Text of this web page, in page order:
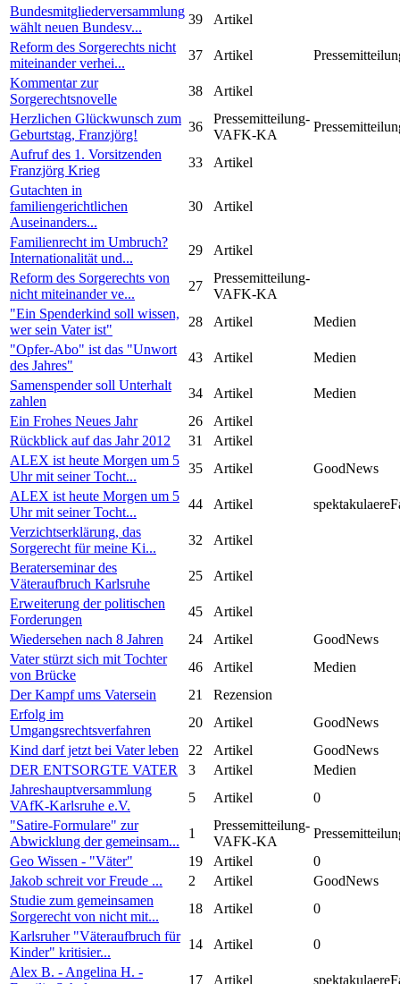
Bundesmitgliederversammlung
wählt neuen Bundesv...
39
Artikel
Reform des Sorgerechts nicht
miteinander verhei...
37 Artikel
Kommentar zur
Sorgerechtsnovelle
38
Artikel
Herzlichen Glückwunsch zum
Geburtstag, Franzjörg!
36
Pressemitteilung-
VAFK-KA
Aufruf des 1. Vorsitzenden
Franzjörg Krieg
33
Artikel
Gutachten in
familiengerichtlichen
Auseinanders...
30 Artikel
Familienrecht im Umbruch?
Internationalität und...
29
Artikel
Reform des Sorgerechts von
nicht miteinander ve...
27
Pressemitteilung-
VAFK-KA
"Ein Spenderkind soll wissen,
wer sein Vater ist"
28 Artikel
Medien
"Opfer-Abo" ist das "Unwort
des Jahres"
43 Artikel
Medien
Samenspender soll Unterhalt
zahlen
34 Artikel
Medien
Ein Frohes Neues Jahr
26
Artikel
Rückblick auf das Jahr 2012
31
Artikel
ALEX ist heute Morgen um 5
Uhr mit seiner Tocht...
35 Artikel
GoodNews
ALEX ist heute Morgen um 5
Uhr mit seiner Tocht...
44 Artikel
Verzichtserklärung, das
Sorgerecht für meine Ki...
32
Artikel
Beraterseminar des
Väteraufbruch Karlsruhe
25
Artikel
Erweiterung der politischen
Forderungen
45
Artikel
Wiedersehen nach 8 Jahren
24 Artikel
GoodNews
Vater stürzt sich mit Tochter
von Brücke
46 Artikel
Medien
Der Kampf ums Vatersein
21
Rezension
Erfolg im
Umgangsrechtsverfahren
20 Artikel
GoodNews
Kind darf jetzt bei Vater leben
22 Artikel
GoodNews
DER ENTSORGTE VATER
3 Artikel
Medien
Jahreshauptversammlung
VAfK-Karlsruhe e.V.
5 Artikel
0
"Satire-Formulare" zur
Abwicklung der gemeinsam...
1
Pressemitteilung-
VAFK-KA
Geo Wissen - "Väter"
19 Artikel
0
Jakob schreit vor Freude ...
2 Artikel
GoodNews
Studie zum gemeinsamen
Sorgerecht von nicht mit...
18 Artikel
0
Karlsruher "Väteraufbruch für
Kinder" kritisier...
14 Artikel
0
Alex B. - Angelina H. -
17 Artikel